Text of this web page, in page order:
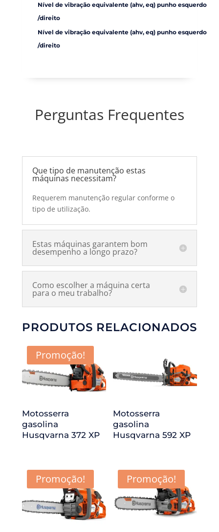
Nível de vibração equivalente (ahv, eq) punho esquerdo
/direito
Nível de vibração equivalente (ahv, eq) punho esquerdo
/direito
Perguntas Frequentes
Que tipo de manutenção estas
máquinas necessitam?
Requerem manutenção regular conforme o
tipo de utilização.
Estas máquinas garantem bom
desempenho a longo prazo?
Como escolher a máquina certa
para o meu trabalho?
PRODUTOS RELACIONADOS
Promoção!
Motosserra
gasolina
Husqvarna 372 XP
Motosserra
gasolina
Husqvarna 592 XP
Promoção! Promoção!